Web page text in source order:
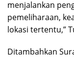
menjalankan
pemeliharaan,
lokasi tertentu,”
Ditambahkan